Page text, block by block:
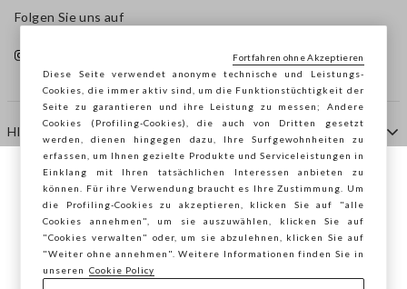
HILFE
AGENTUR
KONTAKTE
Folgen Sie uns auf
Sie surfen auf der Seite von STEFANEL
Österreich, möchten Sie Ihren Standort
speichern?
Diese Seite verwendet anonyme technische und Leistungs-
Cookies, die immer aktiv sind, um die Funktionstüchtigkeit der
Seite zu garantieren und ihre Leistung zu messen; Andere
Cookies (Profiling-Cookies), die auch von Dritten gesetzt
werden, dienen hingegen dazu, Ihre Surfgewohnheiten zu
erfassen, um Ihnen gezielte Produkte und Serviceleistungen in
Einklang mit Ihren tatsächlichen Interessen anbieten zu
können. Für ihre Verwendung braucht es Ihre Zustimmung. Um
die Profiling-Cookies zu akzeptieren, klicken Sie auf "alle
Cookies annehmen", um sie auszuwählen, klicken Sie auf
"Cookies verwalten" oder, um sie abzulehnen, klicken Sie auf
"Weiter ohne annehmen". Weitere Informationen finden Sie in
unseren
Cookie Policy
Fortfahren ohne Akzeptieren